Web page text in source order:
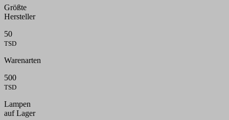
Größte
Hersteller
50
TSD
Warenarten
500
TSD
Lampen
auf Lager